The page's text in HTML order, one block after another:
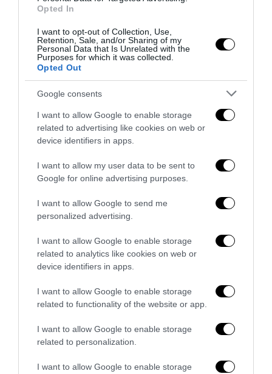
Opted In
I want to opt-out of Collection, Use,
Retention, Sale, and/or Sharing of my
Personal Data that Is Unrelated with the
Purposes for which it was collected.
Opted Out
Google consents
I want to allow Google to enable storage
related to advertising like cookies on web or
device identifiers in apps.
I want to allow my user data to be sent to
Google for online advertising purposes.
I want to allow Google to send me
personalized advertising.
I want to allow Google to enable storage
related to analytics like cookies on web or
device identifiers in apps.
I want to allow Google to enable storage
related to functionality of the website or app.
I want to allow Google to enable storage
related to personalization.
I want to allow Google to enable storage
Spagna tornata alle origini
14 Luglio 2026